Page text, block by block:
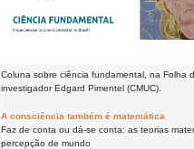
Coluna sobre ciência fundamental, na Folha
investigador Edgard Pimentel (CMUC).
A consciência também é matemática
Faz de conta ou dá-se conta: as teorias
percepção de mundo